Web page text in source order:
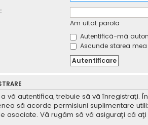
Am uitat parola
Autentifică-mă
Ascunde starea
a vă autentifica, trebuie să vă înregistraţi.
să acorde permisiuni suplimentare
asociate. Vă rugăm să vă asiguraţi că